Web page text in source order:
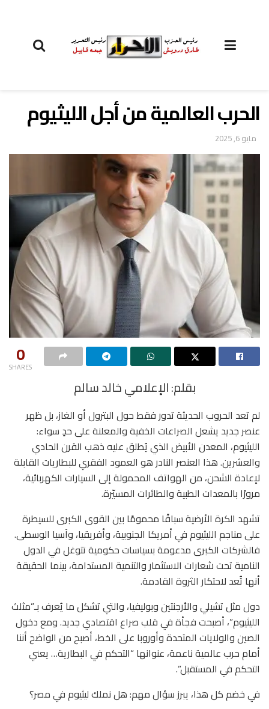
الحرب العالمية من أجل الليثيوم
مايو 6, 2025
0
SHARES
بقلم: الإعلامي خالد سالم
لم تعد الحروب الحديثة تدور فقط حول البترول أو الغاز، بل ظهر
عنصر جديد يشعل الصراعات الخفية والمعلنة على حدٍ سواء:
الليثيوم، المعدن الأبيض الذي يُطلق عليه ذهب القرن الحادي
والعشرين. هذا العنصر النادر هو العمود الفقري للبطاريات القابلة
لإعادة الشحن، من الهواتف المحمولة إلى السيارات الكهربائية،
مرورًا بالمعدات الطبية والطائرات المسيّرة.
تشهد الكرة الأرضية سباقًا محمومًا بين القوى الكبرى للسيطرة
على مناجم الليثيوم في أمريكا الجنوبية، وأفريقيا، وآسيا الوسطى.
فالشركات الكبرى مدعومة بسياسات حكومية تتوغل في الدول
النامية تحت شعارات الاستثمار والتنمية المستدامة، بينما الحقيقة
أنها تُعد لاحتكار الثروة القادمة.
دول مثل تشيلي والأرجنتين وبوليفيا، والتي تشكل ما يُعرف بـ”مثلث
الليثيوم”، أصبحت فجأة في قلب صراع اقتصادي جديد. ومع دخول
الصين والولايات المتحدة وأوروبا على الخط، أصبح من الواضح أننا
أمام حرب عالمية ناعمة، عنوانها “التحكم في البطارية… يعني
التحكم في المستقبل”.
في خضم كل هذا، يبرز سؤال مهم: هل نملك ليثيوم في مصر؟